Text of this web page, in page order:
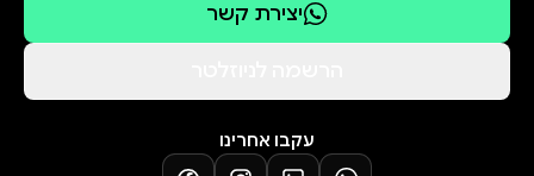
יצירת קשר
עקבו אחרינו